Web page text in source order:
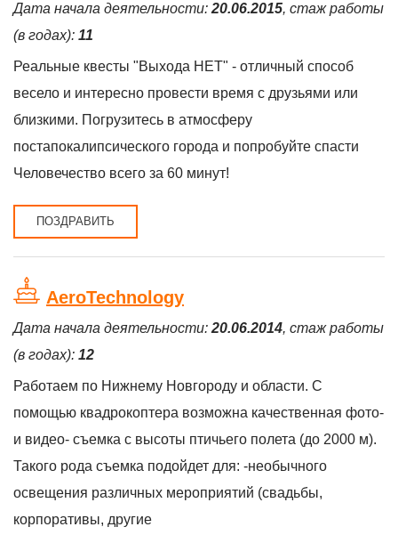
Дата начала деятельности: 20.06.2015, стаж работы
(в годах): 11
Реальные квесты "Выхода НЕТ" - отличный способ
весело и интересно провести время с друзьями или
близкими. Погрузитесь в атмосферу
постапокалипсического города и попробуйте спасти
Человечество всего за 60 минут!
ПОЗДРАВИТЬ
AeroTechnology
Дата начала деятельности: 20.06.2014, стаж работы
(в годах): 12
Работаем по Нижнему Новгороду и области. С
помощью квадрокоптера возможна качественная фото-
и видео- съемка с высоты птичьего полета (до 2000 м).
Такого рода съемка подойдет для: -необычного
освещения различных мероприятий (свадьбы,
корпоративы, другие